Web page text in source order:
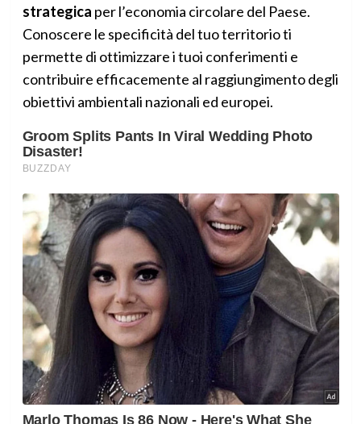
strategica per l’economia circolare del Paese.
Conoscere le specificità del tuo territorio ti
permette di ottimizzare i tuoi conferimenti e
contribuire efficacemente al raggiungimento degli
obiettivi ambientali nazionali ed europei.